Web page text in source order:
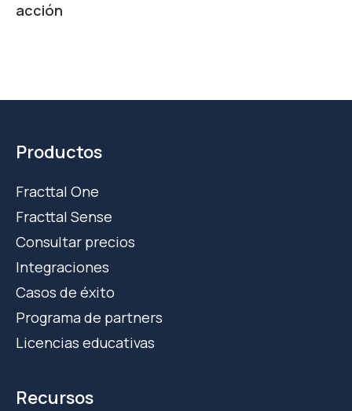
acción
Productos
Fracttal One
Fracttal Sense
Consultar precios
Integraciones
Casos de éxito
Programa de partners
Licencias educativas
Recursos